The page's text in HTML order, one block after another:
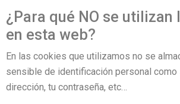
¿Para qué NO se utilizan
en esta web?
En las cookies que utilizamos no se
sensible de identificación personal como
dirección, tu contraseña, etc…